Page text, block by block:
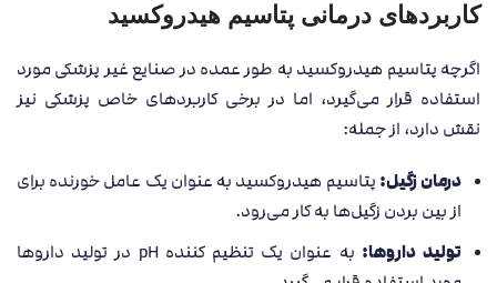
کاربردهای درمانی پتاسیم هیدروکسید
اگرچه پتاسیم هیدروکسید به طور عمده در صنایع غیر پزشکی مورد
استفاده قرار می‌گیرد، اما در برخی کاربردهای خاص پزشکی نیز
نقش دارد، از جمله:
درمان زگیل: پتاسیم هیدروکسید به عنوان یک عامل خورنده برای
از بین بردن زگیل‌ها به کار می‌رود.
تولید داروها:
به عنوان یک تنظیم کننده pH در تولید داروها